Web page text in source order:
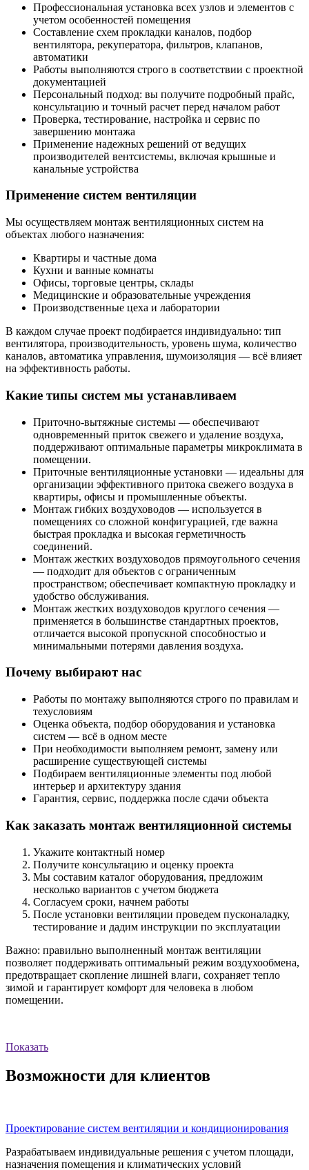
Профессиональная установка всех узлов и элементов с
учетом особенностей помещения
Составление схем прокладки каналов, подбор
вентилятора, рекуператора, фильтров, клапанов,
автоматики
Работы выполняются строго в соответствии с проектной
документацией
Персональный подход: вы получите подробный прайс,
консультацию и точный расчет перед началом работ
Проверка, тестирование, настройка и сервис по
завершению монтажа
Применение надежных решений от ведущих
производителей вентсистемы, включая крышные и
канальные устройства
Применение систем вентиляции
Мы осуществляем монтаж вентиляционных систем на
объектах любого назначения:
Квартиры и частные дома
Кухни и ванные комнаты
Офисы, торговые центры, склады
Медицинские и образовательные учреждения
Производственные цеха и лаборатории
В каждом случае проект подбирается индивидуально: тип
вентилятора, производительность, уровень шума, количество
каналов, автоматика управления, шумоизоляция — всё влияет
на эффективность работы.
Какие типы систем мы устанавливаем
Приточно-вытяжные системы — обеспечивают
одновременный приток свежего и удаление воздуха,
поддерживают оптимальные параметры микроклимата в
помещении.
Приточные вентиляционные установки — идеальны для
организации эффективного притока свежего воздуха в
квартиры, офисы и промышленные объекты.
Монтаж гибких воздуховодов — используется в
помещениях со сложной конфигурацией, где важна
быстрая прокладка и высокая герметичность
соединений.
Монтаж жестких воздуховодов прямоугольного сечения
— подходит для объектов с ограниченным
пространством; обеспечивает компактную прокладку и
удобство обслуживания.
Монтаж жестких воздуховодов круглого сечения —
применяется в большинстве стандартных проектов,
отличается высокой пропускной способностью и
минимальными потерями давления воздуха.
Почему выбирают нас
Работы по монтажу выполняются строго по правилам и
техусловиям
Оценка объекта, подбор оборудования и установка
систем — всё в одном месте
При необходимости выполняем ремонт, замену или
расширение существующей системы
Подбираем вентиляционные элементы под любой
интерьер и архитектуру здания
Гарантия, сервис, поддержка после сдачи объекта
Как заказать монтаж вентиляционной системы
Укажите контактный номер
Получите консультацию и оценку проекта
Мы составим каталог оборудования, предложим
несколько вариантов с учетом бюджета
Согласуем сроки, начнем работы
После установки вентиляции проведем пусконаладку,
тестирование и дадим инструкции по эксплуатации
Важно: правильно выполненный монтаж вентиляции
позволяет поддерживать оптимальный режим воздухообмена,
предотвращает скопление лишней влаги, сохраняет тепло
зимой и гарантирует комфорт для человека в любом
помещении.
Показать
Возможности для клиентов
Проектирование систем вентиляции и кондиционирования
Разрабатываем индивидуальные решения с учетом площади,
назначения помещения и климатических условий